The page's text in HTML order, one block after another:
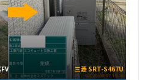
三菱 SRT-S467U